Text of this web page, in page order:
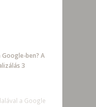
ben? A
3
a Google